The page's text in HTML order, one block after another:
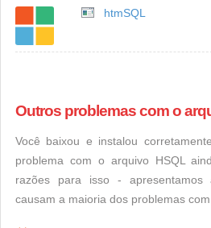
htmSQL
Outros problemas com o
Você baixou e instalou
problema com o arquivo HSQL
razões para isso - apresentamos
causam a maioria dos problemas